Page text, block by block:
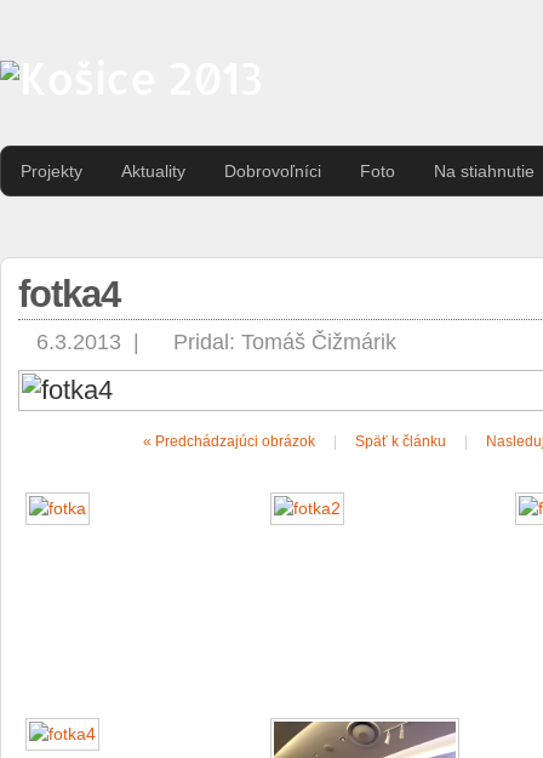
Projekty Aktuality Dobrovoľníci Foto Na stiahnutie
fotka4
6.3.2013 | Pridal: Tomáš Čižmárik
« Predchádzajúci obrázok Späť k článku